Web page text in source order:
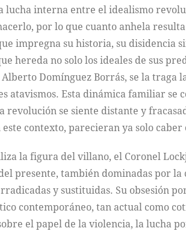
lucha interna entre el idealismo
por lo que cuanto anhela
impregna su historia, su disidencia
hereda no solo los ideales de sus
Domínguez Borrás, se la traga
atavismos. Esta dinámica familiar
revolución se siente distante y
contexto, parecieran ya solo
la figura del villano, el Coronel
presente, también dominadas por
y sustituidas. Su obsesión
contemporáneo, tan actual como
el papel de la violencia, la lucha